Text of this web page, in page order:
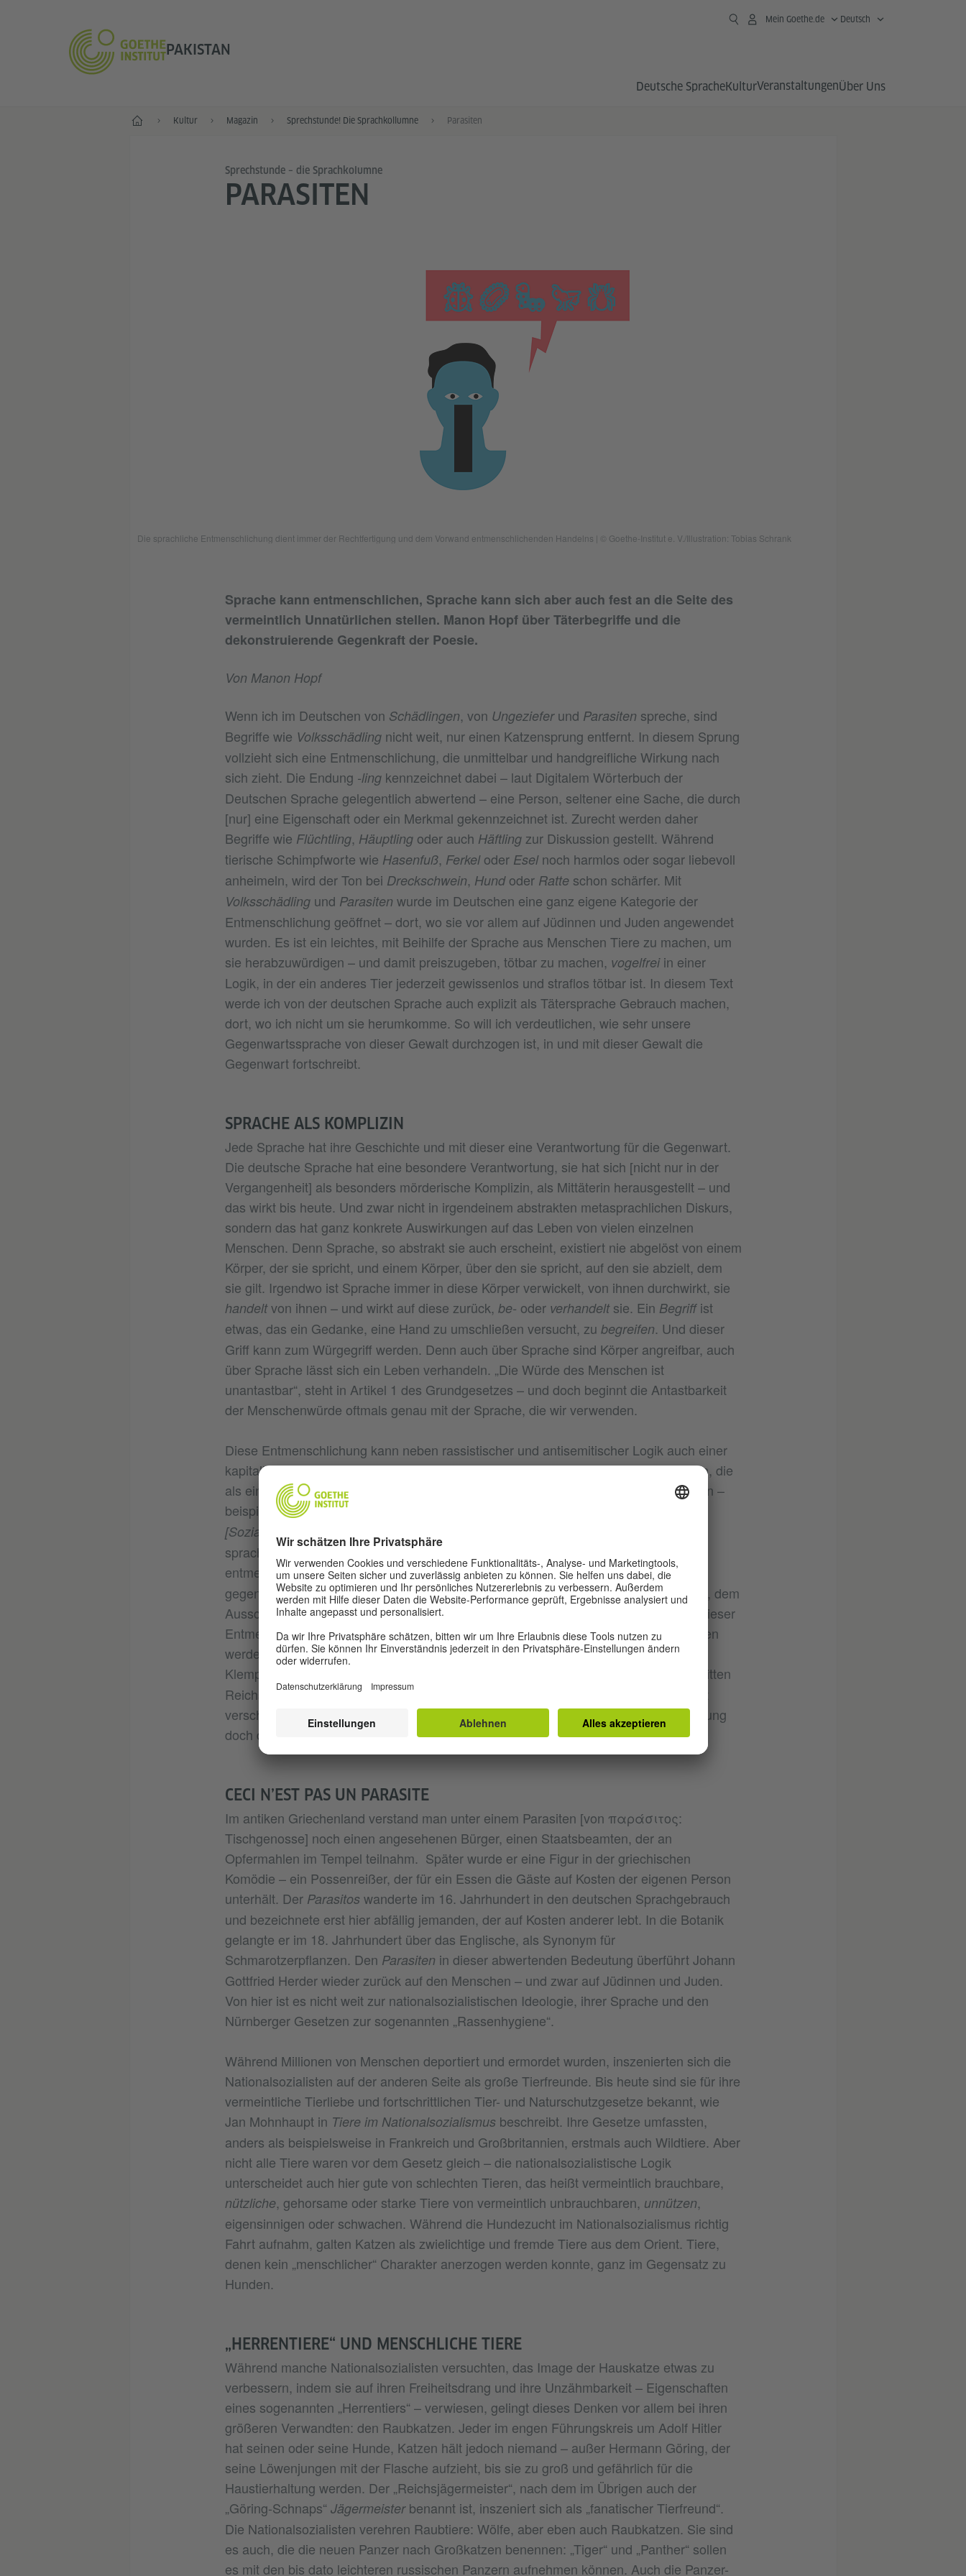
PAKISTAN
Mein Goethe.de Deutsch
Deutsche SpracheKulturVeranstaltungenÜber Uns
Start Kultur Magazin Sprechstunde! Die Sprachkollumne Parasiten
Sprechstunde – die Sprachkolumne
PARASITEN
Die sprachliche Entmenschlichung dient immer der Rechtfertigung und dem Vorwand entmenschlichenden Handelns | © Goethe-Institut e. V./Illustration: Tobias Schrank
Sprache kann entmenschlichen, Sprache kann sich aber auch fest an die Seite des
vermeintlich Unnatürlichen stellen. Manon Hopf über Täterbegriffe und die
dekonstruierende Gegenkraft der Poesie.
Von Manon Hopf
Wenn ich im Deutschen von Schädlingen, von Ungeziefer und Parasiten spreche, sind
Begriffe wie Volksschädling nicht weit, nur einen Katzensprung entfernt. In diesem Sprung
vollzieht sich eine Entmenschlichung, die unmittelbar und handgreifliche Wirkung nach
sich zieht. Die Endung -lingkennzeichnet dabei – laut Digitalem Wörterbuch der
Deutschen Sprache gelegentlich abwertend – eine Person, seltener eine Sache, die durch
[nur] eine Eigenschaft oder ein Merkmal gekennzeichnet ist. Zurecht werden daher
Begriffe wie Flüchtling, Häuptling oder auch Häftling zur Diskussion gestellt. Während
tierische Schimpfworte wie Hasenfuß, Ferkel oder Eselnoch harmlos oder sogar liebevoll
anheimeln, wird der Ton bei Dreckschwein, Hund oder Ratte schon schärfer. Mit
Volksschädling und Parasiten wurde im Deutschen eine ganz eigene Kategorie der
Entmenschlichung geöffnet – dort, wo sie vor allem auf Jüdinnen und Juden angewendet
wurden. Es ist ein leichtes, mit Beihilfe der Sprache aus Menschen Tiere zu machen, um
sie herabzuwürdigen – und damit preiszugeben, tötbar zu machen, vogelfrei in einer
Logik, in der ein anderes Tier jederzeit gewissenlos und straflos tötbar ist. In diesem Text
werde ich von der deutschen Sprache auch explizit als Tätersprache Gebrauch machen,
dort, wo ich nicht um sie herumkomme. So will ich verdeutlichen, wie sehr unsere
Gegenwartssprache von dieser Gewalt durchzogen ist, in und mit dieser Gewalt die
Gegenwart fortschreibt.
SPRACHE ALS KOMPLIZIN
Jede Sprache hat ihre Geschichte und mit dieser eine Verantwortung für die Gegenwart.
Die deutsche Sprache hat eine besondere Verantwortung, sie hat sich [nicht nur in der
Vergangenheit] als besonders mörderische Komplizin, als Mittäterin herausgestellt – und
das wirkt bis heute. Und zwar nicht in irgendeinem abstrakten metasprachlichen Diskurs,
sondern das hat ganz konkrete Auswirkungen auf das Leben von vielen einzelnen
Menschen. Denn Sprache, so abstrakt sie auch erscheint, existiert nie abgelöst von einem
Körper, der sie spricht, und einem Körper, über den sie spricht, auf den sie abzielt, dem
sie gilt. Irgendwo ist Sprache immer in diese Körper verwickelt, von ihnen durchwirkt, sie
handeltvon ihnen – und wirkt auf diese zurück, be- oder verhandelt sie. Ein Begriff ist
etwas, das ein Gedanke, eine Hand zu umschließen versucht, zu begreifen. Und dieser
Griff kann zum Würgegriff werden. Denn auch über Sprache sind Körper angreifbar, auch
über Sprache lässt sich ein Leben verhandeln. „Die Würde des Menschen ist
unantastbar“, steht in Artikel 1 des Grundgesetzes – und doch beginnt die Antastbarkeit
der Menschenwürde oftmals genau mit der Sprache, die wir verwenden.
Diese Entmenschlichung kann neben rassistischer und antisemitischer Logik auch einer
kapitalistischen Klassenlogik folgen: Begriffe, die auf Menschen angewendet werden, die
als eine vermeintliche Wohlstandsbedrohung gekennzeichnet, markiert werden sollen –
beispielsweise politische Linke oder in Armut lebende Menschen:
[Sozial]Schmarotzer
sprachliche Entmenschlichung dient immer der Rechtfertigung und dem Vorwand
entmenschlichenden Handelns – wo von einemParasitendie Rede ist, kann und will
gegen einen Parasiten vorgegangen werden. Sprache dient hiermit der Erniedrigung, dem
Ausschluss und in letzter Konsequenz der Vernichtung ganzer Menschengruppen. Dieser
Entmenschlichung muss immer und jedes einzelne Mal entschieden entgegengetreten
werden – im alltäglichen Leben ebenso wie im Leben der Sprache. Denn wie Victor
Klemperer in
[Lingua Tertii Imperii: Sprache des Dritten
Reichs] schrieb: „Worte können sein wie winzige Arsendosen: sie werden unbemerkt
verschluckt, sie scheinen keine Wirkung zu tun, und nach einiger Zeit ist die Giftwirkung
doch da.“
CECI N’EST PAS UN PARASITE
Im antiken Griechenland verstand man unter einem Parasiten [von παράσιτος:
Tischgenosse] noch einen angesehenen Bürger, einen Staatsbeamten, der an
Opfermahlen im Tempel teilnahm. Später wurde er eine Figur in der griechischen
Komödie – ein Possenreißer, der für ein Essen die Gäste auf Kosten der eigenen Person
unterhält. Der Parasitos wanderte im 16. Jahrhundert in den deutschen Sprachgebrauch
und bezeichnete erst hier abfällig jemanden, der auf Kosten anderer lebt. In die Botanik
gelangte er im 18. Jahrhundert über das Englische, als Synonym für
Schmarotzerpflanzen. Den Parasiten in dieser abwertenden Bedeutung überführt Johann
Gottfried Herder wieder zurück auf den Menschen – und zwar auf Jüdinnen und Juden.
Von hier ist es nicht weit zur nationalsozialistischen Ideologie, ihrer Sprache und den
Nürnberger Gesetzen zur sogenannten „Rassenhygiene“.
Während Millionen von Menschen deportiert und ermordet wurden, inszenierten sich die
Nationalsozialisten auf der anderen Seite als große Tierfreunde. Bis heute sind sie für ihre
vermeintliche Tierliebe und fortschrittlichen Tier- und Naturschutzgesetze bekannt, wie
Jan Mohnhaupt in Tiere im Nationalsozialismus beschreibt. Ihre Gesetze umfassten,
anders als beispielsweise in Frankreich und Großbritannien, erstmals auch Wildtiere. Aber
nicht alle Tiere waren vor dem Gesetz gleich – die nationalsozialistische Logik
unterscheidet auch hier gute von schlechten Tieren, das heißt vermeintlich brauchbare,
nützliche, gehorsame oder starke Tiere von vermeintlich unbrauchbaren, unnützen,
eigensinnigen oder schwachen. Während die Hundezucht im Nationalsozialismus richtig
Fahrt aufnahm, galten Katzen als zwielichtige und fremde Tiere aus dem Orient. Tiere,
denen kein „menschlicher“ Charakter anerzogen werden konnte, ganz im Gegensatz zu
Hunden.
„HERRENTIERE“ UND MENSCHLICHE TIERE
Während manche Nationalsozialisten versuchten, das Image der Hauskatze etwas zu
verbessern, indem sie auf ihren Freiheitsdrang und ihre Unzähmbarkeit – Eigenschaften
eines sogenannten „Herrentiers“ – verwiesen, gelingt dieses Denken vor allem bei ihren
größeren Verwandten: den Raubkatzen. Jeder im engen Führungskreis um Adolf Hitler
hat seinen oder seine Hunde, Katzen hält jedoch niemand – außer Hermann Göring, der
seine Löwenjungen mit der Flasche aufzieht, bis sie zu groß und gefährlich für die
Haustierhaltung werden. Der „Reichsjägermeister“, nach dem im Übrigen auch der
„Göring-Schnaps“ Jägermeister benannt ist, inszeniert sich als „fanatischer Tierfreund“.
Die Nationalsozialisten verehren Raubtiere: Wölfe, aber eben auch Raubkatzen. Sie sind
es auch, die die neuen Panzer nach Großkatzen benennen: „Tiger“ und „Panther“ sollen
es mit den bis dato leichteren russischen Panzern aufnehmen können. Auch die Panzer-